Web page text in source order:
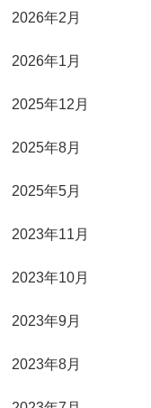
2026年2月
2026年1月
2025年12月
2025年8月
2025年5月
2023年11月
2023年10月
2023年9月
2023年8月